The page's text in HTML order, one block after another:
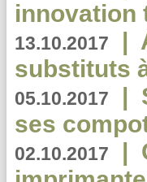
innovation
13.10.2017 |
substituts
05.10.2017 |
ses
02.10.2017 |